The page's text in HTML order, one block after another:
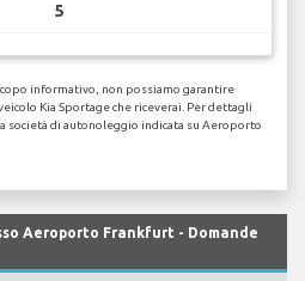
5
informativo, non possiamo garantire
Kia Sportage che riceverai. Per dettagli
società di autonoleggio indicata su Aeroporto
Aeroporto Frankfurt - Domande